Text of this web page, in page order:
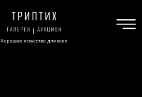
Хорошее искусство для всех